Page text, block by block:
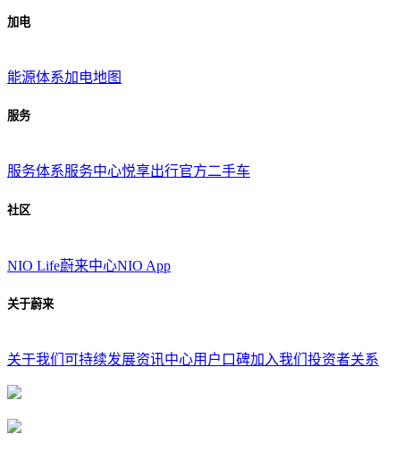
加电
能源体系加电地图
服务
服务体系服务中心悦享出行官方二手车
社区
NIO Life蔚来中心NIO App
关于蔚来
关于我们 可持续发展资讯中心用户口碑加入我们 投资者关系